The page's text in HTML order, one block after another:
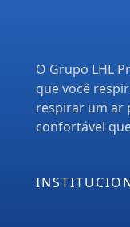
O Grupo LHL
que você
respirar um ar
confortável